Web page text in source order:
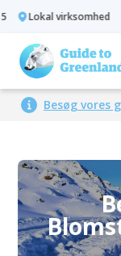
Lokal virksomhed
Besøg vores